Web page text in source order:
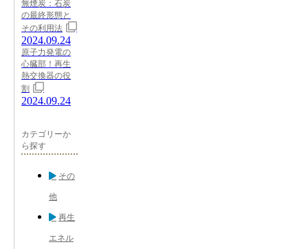
無煙炭：石炭
の最終形態と
その利用法
2024.09.24
原子力発電の
心臓部！再生
熱交換器の役
割
2024.09.24
カテゴリーか
ら探す
その
他
再生
エネル